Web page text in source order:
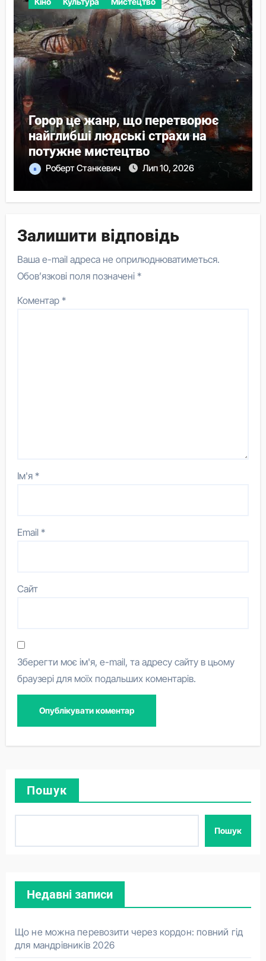
Горор це жанр, що перетворює
найглибші людські страхи на
потужне мистецтво
Роберт Станкевич Лип 10, 2026
Залишити відповідь
Ваша e-mail адреса не оприлюднюватиметься.
Обов’язкові поля позначені*
Коментар*
Ім'я*
Email*
Сайт
Зберегти моє ім'я, e-mail, та адресу сайту в цьому
браузері для моїх подальших коментарів.
Пошук
Пошук
Недавні записи
Що не можна перевозити через кордон: повний гід
для мандрівників 2026